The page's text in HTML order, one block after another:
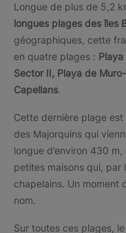
Longue de plus de 5,2
longues plages des îles
géographiques, cette
en quatre plages :
Sector II, Playa de
Capellans.
Cette dernière plage
des Majorquins qui
longue d’environ 430
petites maisons qui, par
chapelains. Un moment
nom.
Sur toutes ces plages,